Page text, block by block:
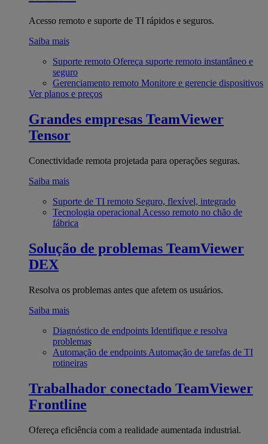
Acesso remoto e suporte de TI rápidos e seguros.
Saiba mais
Suporte remoto Ofereça suporte remoto instantâneo e
seguro
Gerenciamento remoto Monitore e gerencie dispositivos
Ver planos e preços
Grandes empresas TeamViewer
Tensor
Conectividade remota projetada para operações seguras.
Saiba mais
Suporte de TI remoto Seguro, flexível, integrado
Tecnologia operacional Acesso remoto no chão de
fábrica
Solução de problemas TeamViewer
DEX
Resolva os problemas antes que afetem os usuários.
Saiba mais
Diagnóstico de endpoints Identifique e resolva
problemas
Automação de endpoints Automação de tarefas de TI
rotineiras
Trabalhador conectado TeamViewer
Frontline
Ofereça eficiência com a realidade aumentada industrial.